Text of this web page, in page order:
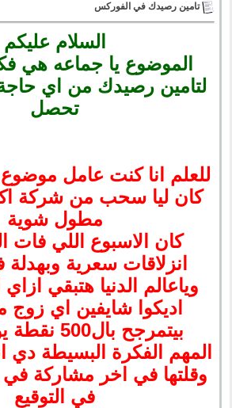
تامين رصيدك في الفوركس
السلام عليكم
الموضوع يا جماعه هي
لتامين رصيدك من اي
تحصل
للعلم انا كنت عامل
كان ليا سحب من شركة
مطول شوية
كان الاسبوع اللي
انزلاقات سعرية
وياعالم الدنيا هتبقي ازاي
اديكوا شايفين اي زوج
بيتمرجح بال500 نقطة يوميا واكتر
المهم الفكرة البسيطة دي
وقلتها في اخر مشاركة
في التوقيع